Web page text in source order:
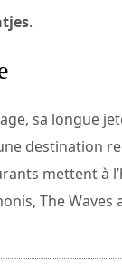
.
sa longue
destination
mettent à
The